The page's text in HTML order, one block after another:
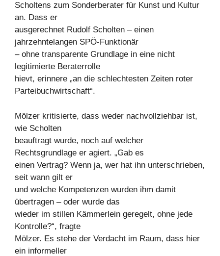
Scholtens zum Sonderberater für Kunst und Kultur
an. Dass er
ausgerechnet Rudolf Scholten – einen
jahrzehntelangen SPÖ-Funktionär
– ohne transparente Grundlage in eine nicht
legitimierte Beraterrolle
hievt, erinnere „an die schlechtesten Zeiten roter
Parteibuchwirtschaft“.
Mölzer kritisierte, dass weder nachvollziehbar ist,
wie Scholten
beauftragt wurde, noch auf welcher
Rechtsgrundlage er agiert. „Gab es
einen Vertrag? Wenn ja, wer hat ihn unterschrieben,
seit wann gilt er
und welche Kompetenzen wurden ihm damit
übertragen – oder wurde das
wieder im stillen Kämmerlein geregelt, ohne jede
Kontrolle?“, fragte
Mölzer. Es stehe der Verdacht im Raum, dass hier
ein informeller